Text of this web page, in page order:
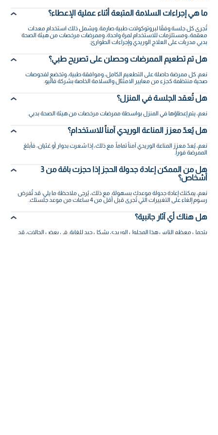
ما هي إجراءات السلامة المتبعة أثناء عملية الإعطاء؟
تُجرى كل جلسة وفقًا لبروتوكولات طبية صارمة. ويشمل ذلك استخدام معدات
معقمة، ومستلزمات للاستخدام لمرة واحدة، وممرضات مرخصات من هيئة الصحة
بدبي مدربات على العلاج الوريدي وإجراءات الطوارئ.
هل تم تطعيم الممرضات وحصلن على تصريح طبي؟
نعم. كل ممرضة حاصلة على التطعيم الكامل، وموافقة طبية، وتخضع لفحوصات
صحية منتظمة كجزء من معايير الامتثال والسلامة الخاصة بشركة فاليو.
هل تُعقد الجلسة في المنزل؟
نعم، يتم إعطاؤها في المنزل بواسطة ممرضات مرخصات من هيئة الصحة بدبي.
هل يُعدّ معزز المناعة الوريدي آمناً للاستخدام؟
نعم، يُعدّ معزز المناعة الوريدي آمناً تماماً. مع ذلك، إذا شعرت بدوار أو غثيان، فأبلغ
الممرضة فوراً.
هل من الممكن إعادة جدولة الحجز إذا حجزت باقة من 3
أشخاص؟
نعم، يمكنك إعادة جدولة موعدك بسهولة. مع ذلك، يُرجى ملاحظة ما يلي: قد تُفرض
رسوم إلغاء على التغييرات التي تُجرى قبل أقل من 4 ساعات من موعد جلستك.
هل هناك أي آثار جانبية؟
يتحمل معظم الناس هذا المحلول الوريدي بشكل جيد للغاية. في بعض الحالات، قد